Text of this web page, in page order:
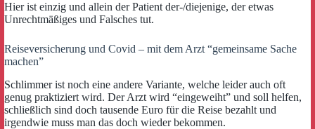
Hier ist einzig und allein der Patient der-/diejenige, der etwas
Unrechtmäßiges und Falsches tut.
Reiseversicherung und Covid – mit dem Arzt “gemeinsame Sache
machen”
Schlimmer ist noch eine andere Variante, welche leider auch oft
genug praktiziert wird. Der Arzt wird “eingeweiht” und soll helfen,
schließlich sind doch tausende Euro für die Reise bezahlt und
irgendwie muss man das doch wieder bekommen.